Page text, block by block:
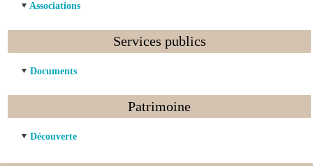
Associations
Services publics
Documents
Patrimoine
Découverte